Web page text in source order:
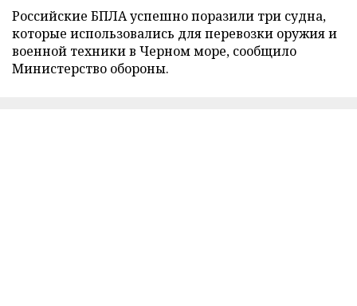
Российские БПЛА успешно поразили три судна,
которые использовались для перевозки оружия и
военной техники в Черном море, сообщило
Министерство обороны.